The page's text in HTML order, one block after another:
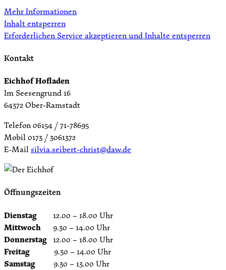
Mehr Informationen
Inhalt entsperren
Erforderlichen Service akzeptieren und Inhalte entsperren
Kontakt
Eichhof Hofladen
Im Seesengrund 16
64372 Ober-Ramstadt
Telefon 06154 / 71-78695
Mobil 0173 / 3061372
E-Mailsilvia.seibert-christ@daw.de
Öffnungszeiten
Dienstag 12.00 – 18.00 Uhr
Mittwoch 9.30 – 14.00 Uhr
Donnerstag 12.00 – 18.00 Uhr
Freitag 9.30 – 14.00 Uhr
Samstag 9.30 – 13.00 Uhr